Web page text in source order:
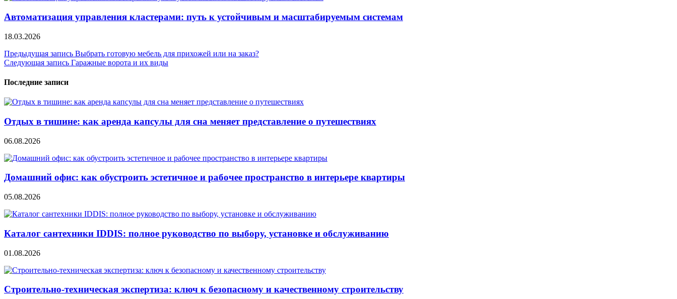
Автоматизация управления кластерами: путь к устойчивым и масштабируемым системам
18.03.2026
Навигация
по
записям
Предыдущая запись Выбрать готовую мебель для прихожей или на заказ?
Следующая запись Гаражные ворота и их виды
Последние записи
Отдых в тишине: как аренда капсулы для сна меняет представление о путешествиях
06.08.2026
Домашний офис: как обустроить эстетичное и рабочее пространство в интерьере квартиры
05.08.2026
Каталог сантехники IDDIS: полное руководство по выбору, установке и обслуживанию
01.08.2026
Строительно‑техническая экспертиза: ключ к безопасному и качественному строительству